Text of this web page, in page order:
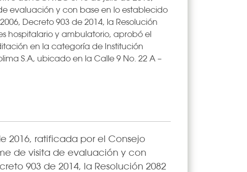
evaluación y con base en lo establecido
Decreto 903 de 2014, la Resolución
hospitalario y ambulatorio, aprobó el
en la categoría de Institución
S.A, ubicado en la Calle 9 No. 22 A –
2016, ratificada por el Consejo
de visita de evaluación y con
903 de 2014, la Resolución 2082